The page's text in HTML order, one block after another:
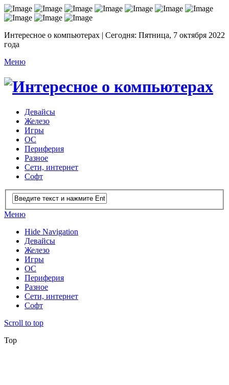
Интересное о компьютерах | Сегодня: Пятница, 7 октября 2022
года
Меню
Девайсы
Железо
Игры
ОС
Периферия
Разное
Сети, интернет
Софт
Меню
Hide Navigation
Девайсы
Железо
Игры
ОС
Периферия
Разное
Сети, интернет
Софт
Scroll to top
Top